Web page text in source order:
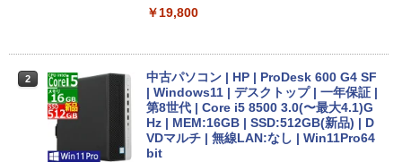
2026】【Office 2019 H&B】NEC Versa
Pro/第4世代 Core i5/メモリ: 4GB/8GB/1
6GB/SSD:128GB/256GB/512GB/1TB/1
5.6型/USB 3.0/DVD/SDカードスロット/
Wi-Fi/Office/無線マウス/中古 パソコン/
中古PC ノートパソコン/Windows11
￥19,800
2
中古パソコン | HP | ProDesk 600 G4 SF
| Windows11 | デスクトップ | 一年保証 |
第8世代 | Core i5 8500 3.0(〜最大4.1)G
Hz | MEM:16GB | SSD:512GB(新品) | D
VDマルチ | 無線LAN:なし | Win11Pro64
bit